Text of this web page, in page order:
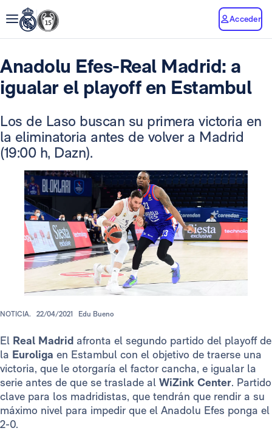
Acceder
Anadolu Efes-Real Madrid: a
igualar el playoff en Estambul
Los de Laso buscan su primera victoria en
la eliminatoria antes de volver a Madrid
(19:00 h, Dazn).
NOTICIA. 22/04/2021 Edu Bueno
El Real Madrid afronta el segundo partido del playoff de
la Euroliga en Estambul con el objetivo de traerse una
victoria, que le otorgaría el factor cancha, e igualar la
serie antes de que se traslade al WiZink Center. Partido
clave para los madridistas, que tendrán que rendir a su
máximo nivel para impedir que el Anadolu Efes ponga el
2-0.